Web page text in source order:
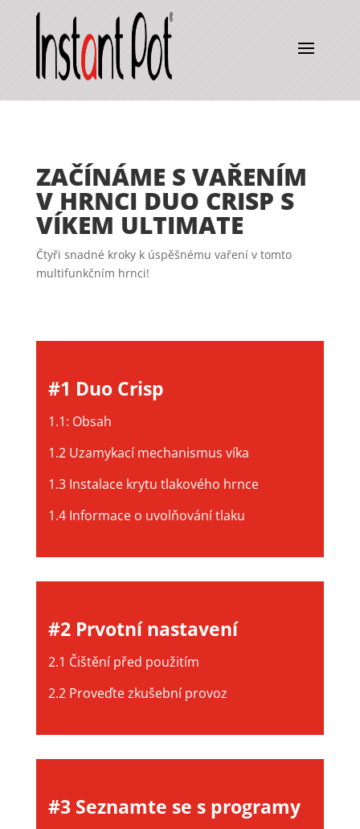
ZAČÍNÁME S VAŘENÍM
V HRNCI DUO CRISP S
VÍKEM ULTIMATE
Čtyři snadné kroky k úspěšnému vaření v tomto
multifunkčním hrnci!
#1 Duo Crisp
1.1: Obsah
1.2 Uzamykací mechanismus víka
1.3 Instalace krytu tlakového hrnce
1.4 Informace o uvolňování tlaku
#2 Prvotní nastavení
2.1 Čištění před použitím
2.2 Proveďte zkušební provoz
#3 Seznamte se s programy